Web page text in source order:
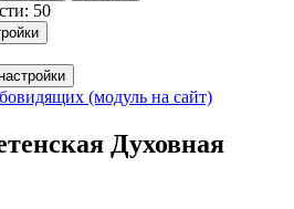
50
(модуль на сайт)
Духовная